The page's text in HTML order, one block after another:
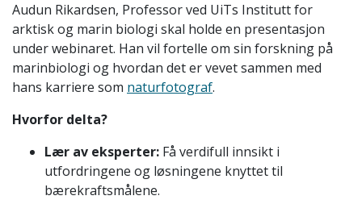
Audun Rikardsen, Professor ved UiTs Institutt for
arktisk og marin biologi skal holde en presentasjon
under webinaret. Han vil fortelle om sin forskning på
marinbiologi og hvordan det er vevet sammen med
hans karriere som naturfotograf.
Hvorfor delta?
Lær av eksperter: Få verdifull innsikt i
utfordringene og løsningene knyttet til
bærekraftsmålene.